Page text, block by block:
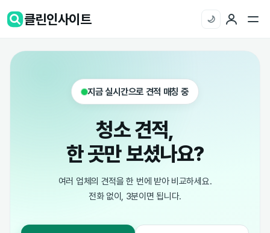
클린인사이트 🌙
지금 실시간으로 견적 매칭 중
청소 견적,
한 곳만 보셨나요?
여러 업체의 견적을 한 번에 받아 비교하세요.
전화 없이, 3분이면 됩니다.